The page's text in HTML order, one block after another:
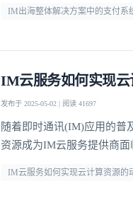
IM出海整体解决方案中的支付系
IM云服务如何实现
发布于 2025-05-02 | 阅读 41697
随着即时通讯(IM)应用的普
资源成为IM云服务提供商
IM云服务如何实现云计算资源的